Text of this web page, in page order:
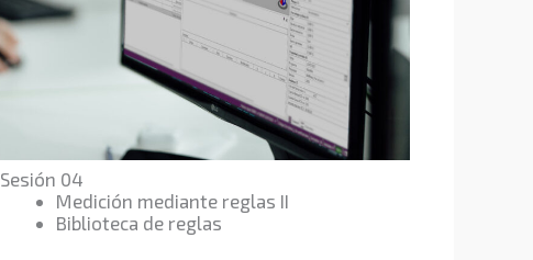
Sesión 04
Medición mediante reglas II
Biblioteca de reglas